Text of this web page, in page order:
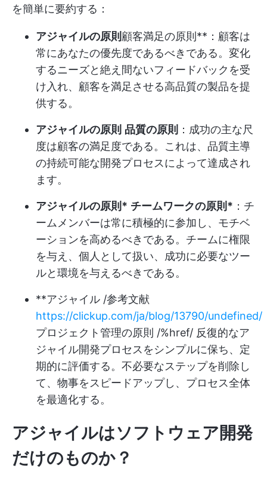
を簡単に要約する：
アジャイルの原則 顧客満足の原則**：顧客は
常にあなたの優先度であるべきである。変化
するニーズと絶え間ないフィードバックを受
け入れ、顧客を満足させる高品質の製品を提
供する。
アジャイルの原則 品質の原則 ：成功の主な尺
度は顧客の満足度である。これは、品質主導
の持続可能な開発プロセスによって達成され
ます。
アジャイルの原則* チームワークの原則* ：チ
ームメンバーは常に積極的に参加し、モチベ
ーションを高めるべきである。チームに権限
を与え、個人として扱い、成功に必要なツー
ルと環境を与えるべきである。
**アジャイル /参考文献
https://clickup.com/ja/blog/13790/undefined/
プロジェクト管理の原則 /%href/ 反復的なア
ジャイル開発プロセスをシンプルに保ち、定
期的に評価する。不必要なステップを削除し
て、物事をスピードアップし、プロセス全体
を最適化する。
アジャイルはソフトウェア開発
だけのものか？